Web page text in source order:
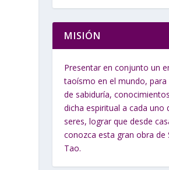
MISIÓN
Presentar en conjunto un
taoísmo en el mundo, para
de sabiduría,
dicha espiritual a cada uno
seres, lograr que desde
conozca esta gran obra de
Tao.